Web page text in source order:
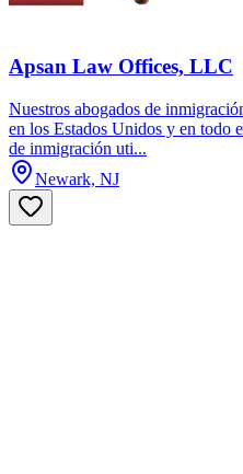
Apsan Law Offices, LLC
Nuestros abogados de
en los Estados Unidos y en todo
de inmigración uti...
Newark, NJ